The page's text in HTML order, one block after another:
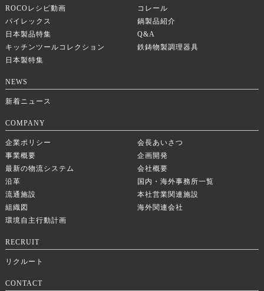
ROCOレシピ動画
コレール
パイレックス
鍋製品紹介
日本製品特集
Q&A
キッチンツールコレクション
鉄鋳物製調理器具
日本製特集
NEWS
新着ニュース
COMPANY
企業ポリシー
会長あいさつ
事業概要
企画開発
最新の物流システム
会社概要
沿革
国内・海外事務所一覧
流通施設
本社営業関連施設
組織図
海外関連会社
環境自主行動計画
RECRUIT
リクルート
CONTACT